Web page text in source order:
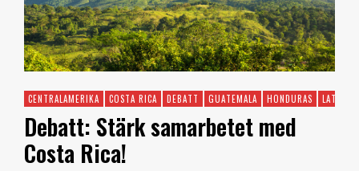
CENTRALAMERIKA COSTA RICA DEBATT GUATEMALA HONDURAS
Debatt: Stärk samarbetet med
Costa Rica!